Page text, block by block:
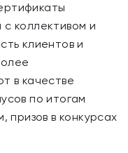
коллективом и
клиентов и
в качестве
по итогам
призов в конкурсах